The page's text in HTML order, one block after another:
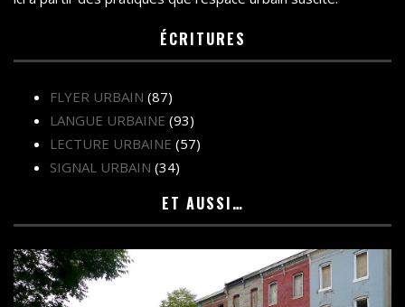
ÉCRITURES
FLYER URBAIN (87)
LANGUE URBAINE (93)
LECTURE URBAINE (57)
SIGNAL URBAIN (34)
ET AUSSI…